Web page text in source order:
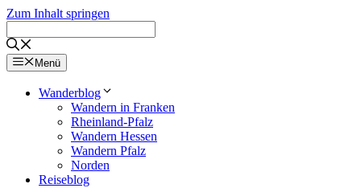
Zum Inhalt springen
Menü
Wanderblog
Wandern in Franken
Rheinland-Pfalz
Wandern Hessen
Wandern Pfalz
Norden
Reiseblog